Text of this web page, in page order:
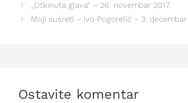
„Otkinuta glava“ – 26. novembar 2017.
Moji susreti – Ivo Pogorelić – 3. decembar
Ostavite komentar